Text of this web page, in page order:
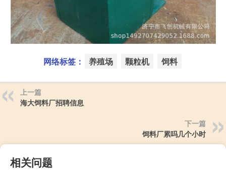
网络标签： 养殖场 颗粒机 饲料
上一篇
海大饲料厂招聘信息
下一篇
饲料厂累吗几个小时
相关问题